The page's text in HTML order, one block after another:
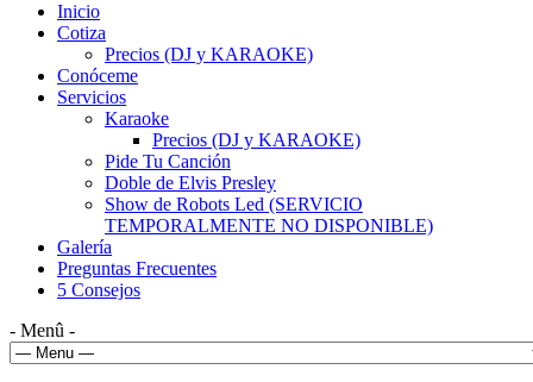
Inicio
Cotiza
Precios (DJ y KARAOKE)
Conóceme
Servicios
Karaoke
Precios (DJ y KARAOKE)
Pide Tu Canción
Doble de Elvis Presley
Show de Robots Led (SERVICIO
TEMPORALMENTE NO DISPONIBLE)
Galería
Preguntas Frecuentes
5 Consejos
- Menû -